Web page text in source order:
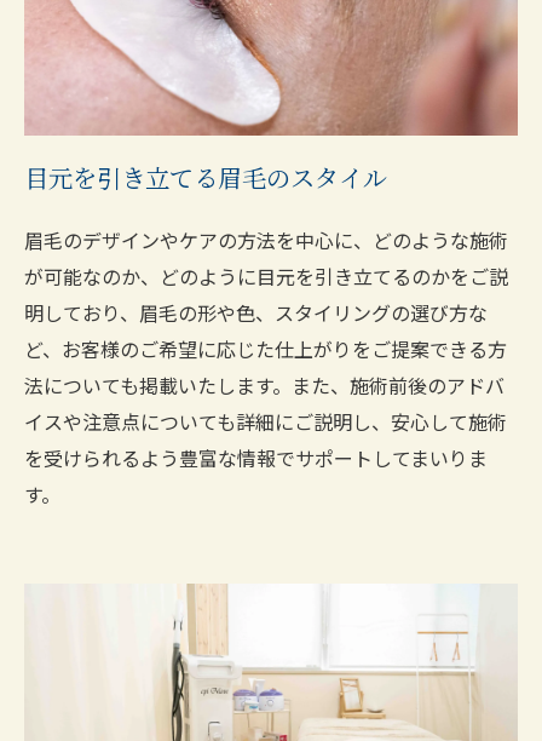
目元を引き立てる眉毛のスタイル
眉毛のデザインやケアの方法を中心に、どのような施術
が可能なのか、どのように目元を引き立てるのかをご説
明しており、眉毛の形や色、スタイリングの選び方な
ど、お客様のご希望に応じた仕上がりをご提案できる方
法についても掲載いたします。また、施術前後のアドバ
イスや注意点についても詳細にご説明し、安心して施術
を受けられるよう豊富な情報でサポートしてまいりま
す。